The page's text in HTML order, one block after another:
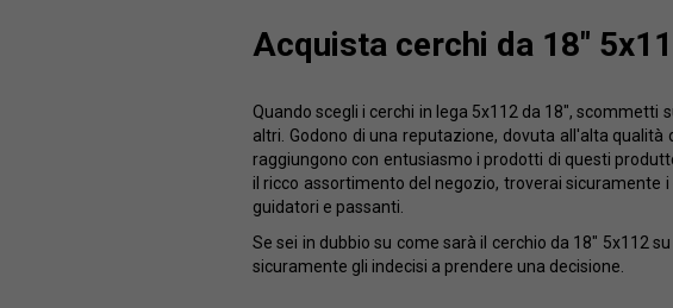
Acquista cerchi da 18"
Quando scegli i cerchi in lega 5x112 da 18", scommetti
altri. Godono di una reputazione, dovuta all'alta
raggiungono con entusiasmo i prodotti di questi
il ricco assortimento del negozio, troverai sicuramente
guidatori e passanti.
Se sei in dubbio su come sarà il cerchio da 18" 5x112
sicuramente gli indecisi a prendere una decisione.